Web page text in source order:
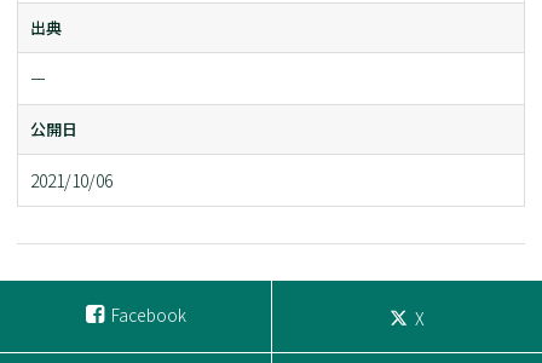
出典
ー
公開日
2021/10/06
Facebook X